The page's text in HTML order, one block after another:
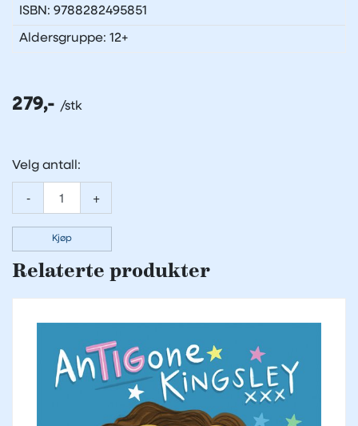
ISBN: 9788282495851
Aldersgruppe: 12+
279,-
Velg antall:
- +
Kjøp
Relaterte produkter